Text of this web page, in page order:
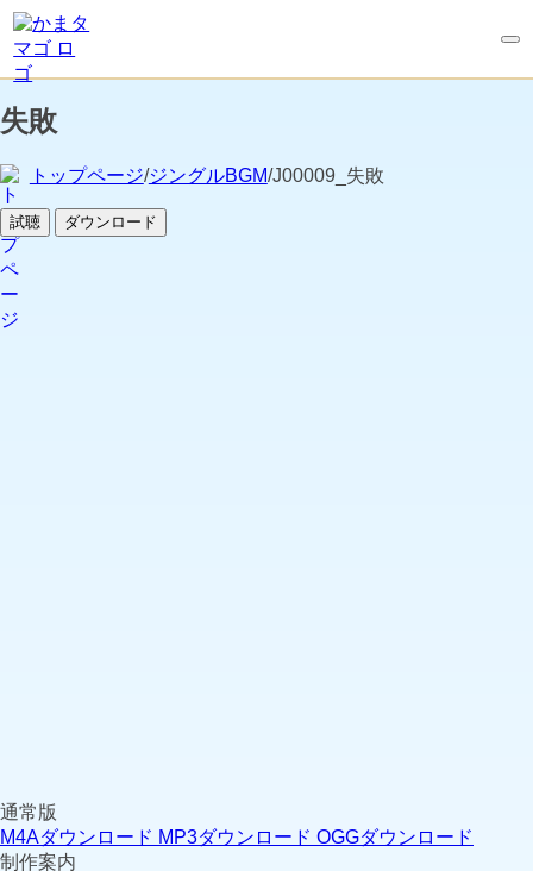
失敗
トップページ/ジングルBGM/J00009_失敗
試聴 ダウンロード
通常版
M4Aダウンロード MP3ダウンロード OGGダウンロード
制作案内